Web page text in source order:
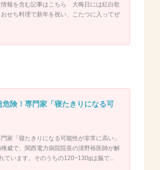
報を含む記事はこちら 大晦日には紅白歌
せち料理で新年を祝い、こたつに入ってぜ
険！専門家「寝たきりになる可
家「寝たきりになる可能性が非常に高い」
威で、関西電力病院院長の清野裕医師が解
ています。そのうちの120~130gは脳で...